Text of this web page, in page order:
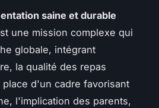
saine et durable
une mission complexe qui
globale, intégrant
la qualité des repas
d'un cadre favorisant
l'implication des parents,